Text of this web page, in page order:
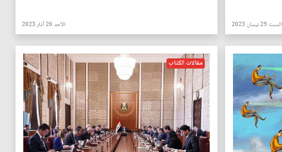
السبت 29 نيسان 2023 الأحد 26 آذار 2023
مقالات الكتاب